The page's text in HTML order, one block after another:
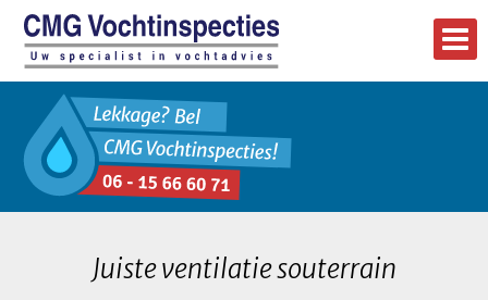
Juiste ventilatie souterrain